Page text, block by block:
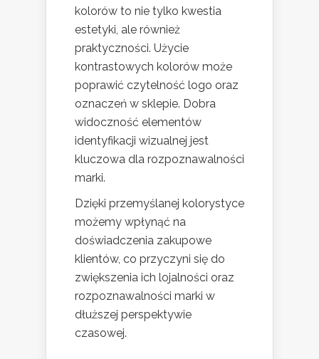
kolorów to nie tylko kwestia
estetyki, ale również
praktyczności. Użycie
kontrastowych kolorów może
poprawić czytelność logo oraz
oznaczeń w sklepie. Dobra
widoczność elementów
identyfikacji wizualnej jest
kluczowa dla rozpoznawalności
marki.
Dzięki przemyślanej kolorystyce
możemy wpłynąć na
doświadczenia zakupowe
klientów, co przyczyni się do
zwiększenia ich lojalności oraz
rozpoznawalności marki w
dłuższej perspektywie
czasowej.